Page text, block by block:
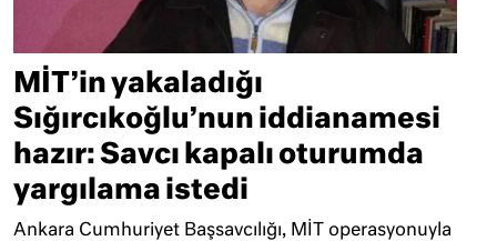
MİT’in yakaladığı
Sığırcıkoğlu’nun iddianamesi
hazır: Savcı kapalı oturumda
yargılama istedi
Ankara Cumhuriyet Başsavcılığı, MİT operasyonuyla